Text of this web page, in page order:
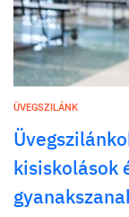
ÜVEGSZILÁNK
kisiskolások